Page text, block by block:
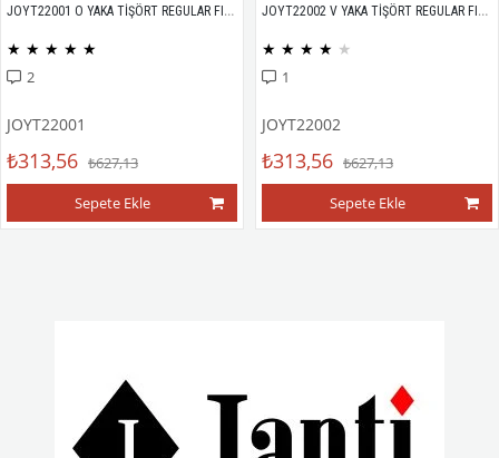
JOYT22001 O YAKA TİŞÖRT REGULAR FIT %100 PAMUK COMPACK PENYE
★ ★ ★ ★ ★
2
JOYT22001
₺313,56 ₺627,13
Sepete Ekle
JOYT22002 V YAKA TİŞÖRT REGULAR FIT %100 PAMUK COMPACK PENYE
★ ★ ★ ★ ★
1
JOYT22002
₺313,56 ₺627,13
Sepete Ekle